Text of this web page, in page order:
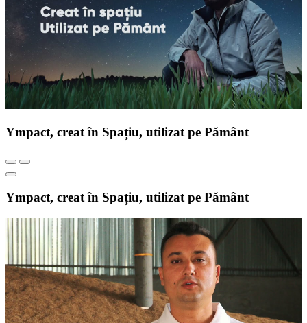
Ympact, creat în Spațiu, utilizat pe Pământ
Ympact, creat în Spațiu, utilizat pe Pământ